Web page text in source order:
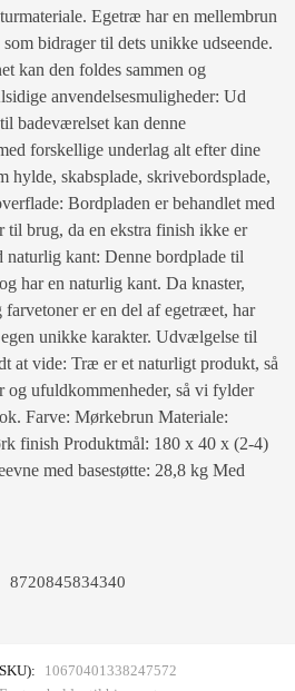
Egetræ har en mellembrun
bidrager til dets unikke udseende.
kan den foldes sammen og
anvendelsesmuligheder: Ud
badeværelset kan denne
forskellige underlag alt efter dine
hylde, skabsplade, skrivebordsplade,
Bordpladen er behandlet med
til brug, da en ekstra finish ikke er
naturlig kant: Denne bordplade til
har en naturlig kant. Da knaster,
er en del af egetræet, har
unikke karakter. Udvælgelse til
at vide: Træ er et naturligt produkt, så
og ufuldkommenheder, så vi fylder
Farve: Mørkebrun Materiale:
finish Produktmål: 180 x 40 x (2-4)
med basestøtte: 28,8 kg Med
8720845834340
10670401338247572